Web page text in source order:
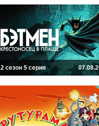
2 сезон 5 серия